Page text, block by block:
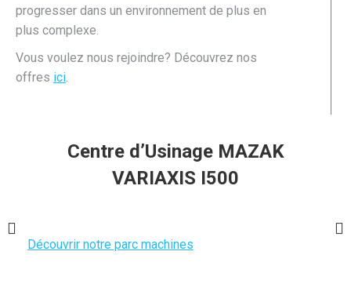
progresser dans un environnement de plus en
plus complexe.
Vous voulez nous rejoindre? Découvrez nos
offres ici.
Centre d’Usinage MAZAK
VARIAXIS I500
Découvrir notre parc machines